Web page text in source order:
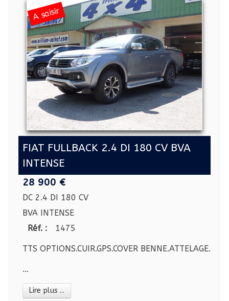
A saisir
FIAT FULLBACK 2.4 DI 180 CV BVA
INTENSE
28 900 €
DC 2.4 DI 180 CV
BVA INTENSE
Réf. :
1475
TTS OPTIONS.CUIR.GPS.COVER
...
Lire plus ...